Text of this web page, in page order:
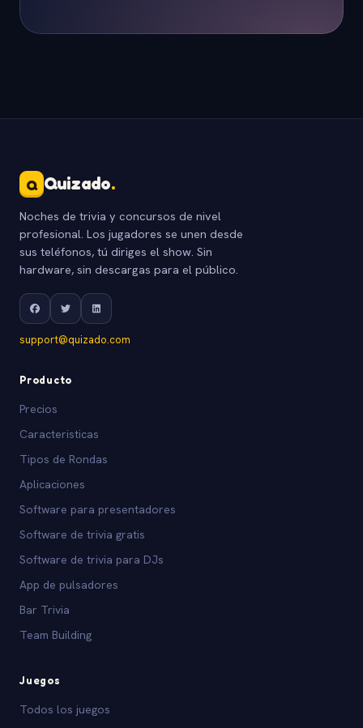
Q Quizado.
Noches de trivia y concursos de nivel
profesional. Los jugadores se unen desde
sus teléfonos, tú diriges el show. Sin
hardware, sin descargas para el público.
support@quizado.com
Producto
Precios
Caracteristicas
Tipos de Rondas
Aplicaciones
Software para presentadores
Software de trivia gratis
Software de trivia para DJs
App de pulsadores
Bar Trivia
Team Building
Juegos
Todos los juegos